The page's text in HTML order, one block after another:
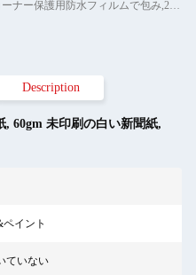
パッケージの詳細: パレット全体は,紙コーナー保護用防水フィルムで包み,2ピースのテールストライプで固定されています.
Description
, 60gm 未印刷の白い新聞紙,
イント
ていない